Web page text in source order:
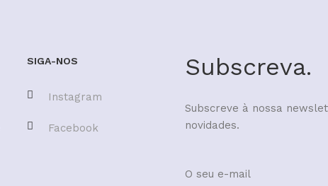
SIGA-NOS
Instagram
Facebook
Subscreva.
Subscreve à nossa
novidades.